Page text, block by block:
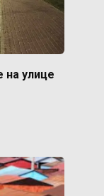
на улице